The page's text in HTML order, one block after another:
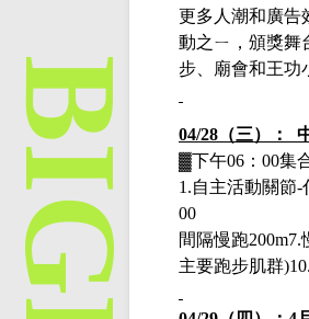
更多人潮和廣告
動之ㄧ，頒獎舞
步、廟會和王功
04/28（三）：
▓下午06：00集
1.自主活動關節-
00
間隔慢跑
主要跑步肌群